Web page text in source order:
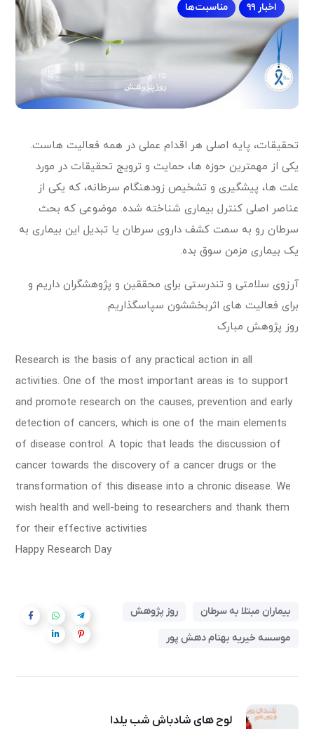
اخبار ۹۹ مناسبت‌ها
تحقیقات، پایه اصلی هر اقدام عملی در همه فعالیت هاست.
یکی از مهمترین حوزه ها، حمایت و ترویج تحقیقات در مورد
علت ها، پیشگیری و تشخیص زودهنگام سرطانه، که یکی از
عناصر اصلی کنترل بیماری شناخته شده. موضوعی که بحث
سرطان رو به سمت کشف داروی سرطان یا تبدیل این بیماری به
یک بیماری مزمن سوق بده.
آرزوی سلامتی و تندرستی برای محققین و پژوهشگران داریم و
برای فعالیت های اثربخششون سپاسگذاریم.
روز پژوهش مبارک
Research is the basis of any practical action in all
activities. One of the most important areas is to support
and promote research on the causes, prevention and early
detection of cancers, which is one of the main elements
of disease control. A topic that leads the discussion of
cancer towards the discovery of a cancer drugs or the
transformation of this disease into a chronic disease. We
wish health and well-being to researchers and thank them
for their effective activities
Happy Research Day
بیماران مبتلا به سرطان
روز پژوهش
موسسه خیریه بهنام دهش پور
لوح های شادباش شب یلدا